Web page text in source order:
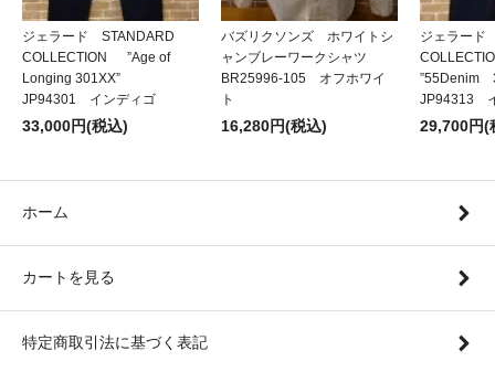
ジェラード STANDARD
COLLECTION ”Age of
Longing 301XX”
JP94301 インディゴ
33,000円(税込)
バズリクソンズ ホワイトシ
ャンブレーワークシャツ
BR25996-105 オフホワイ
ト
16,280円(税込)
ジェラード
JP94313
29,700円(
ホーム
カートを見る
特定商取引法に基づく表記